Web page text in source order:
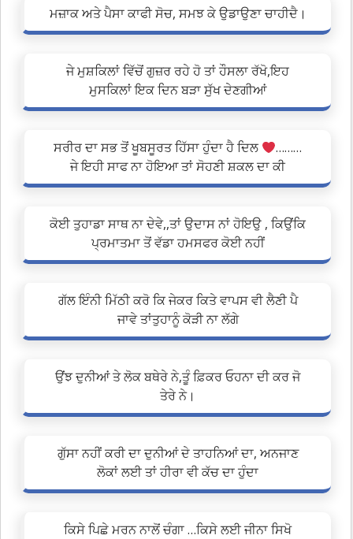
ਮਜ਼ਾਕ ਅਤੇ ਪੈਸਾ ਕਾਫੀ ਸੋਚ, ਸਮਝ ਕੇ ਉਡਾਉਣਾ ਚਾਹੀਦੈ।
ਜੇ ਮੁਸ਼ਕਿਲਾਂ ਵਿੱਚੋਂ ਗੁਜ਼ਰ ਰਹੇ ਹੋ ਤਾਂ ਹੌਸਲਾ ਰੱਖੋ,ਇਹ
ਮੁਸਕਿਲਾਂ ਇਕ ਦਿਨ ਬੜਾ ਸੁੱਖ ਦੇਣਗੀਆਂ
ਸਰੀਰ ਦਾ ਸਭ ਤੋਂ ਖੂਬਸੂਰਤ ਹਿੱਸਾ ਹੁੰਦਾ ਹੈ ਦਿਲ
………
ਜੇ ਇਹੀ ਸਾਫ ਨਾ ਹੋਇਆ ਤਾਂ ਸੋਹਣੀ ਸ਼ਕਲ ਦਾ ਕੀ
ਕੋਈ ਤੁਹਾਡਾ ਸਾਥ ਨਾ ਦੇਵੇ,,ਤਾਂ ਉਦਾਸ ਨਾਂ ਹੋਇਉ , ਕਿਉਂਕਿ
ਪ੍ਰਮਾਤਮਾ ਤੋਂ ਵੱਡਾ ਹਮਸਫਰ ਕੋਈ ਨਹੀਂ
ਗੱਲ ਇੰਨੀ ਮਿੱਠੀ ਕਰੋ ਕਿ ਜੇਕਰ ਕਿਤੇ ਵਾਪਸ ਵੀ ਲੈਣੀ ਪੈ
ਜਾਵੇ ਤਾਂਤੁਹਾਨੂੰ ਕੋੜੀ ਨਾ ਲੱਗੇ
ਉਂਝ ਦੁਨੀਆਂ ਤੇ ਲੋਕ ਬਥੇਰੇ ਨੇ,ਤੂੰ ਫ਼ਿਕਰ ਓਹਨਾ ਦੀ ਕਰ ਜੋ
ਤੇਰੇ ਨੇ।
ਗੁੱਸਾ ਨਹੀਂ ਕਰੀ ਦਾ ਦੁਨੀਆਂ ਦੇ ਤਾਹਨਿਆਂ ਦਾ, ਅਨਜਾਣ
ਲੋਕਾਂ ਲਈ ਤਾਂ ਹੀਰਾ ਵੀ ਕੱਚ ਦਾ ਹੁੰਦਾ
ਕਿਸੇ ਪਿਛੇ ਮਰਨ ਨਾਲੋਂ ਚੰਗਾ …ਕਿਸੇ ਲਈ ਜੀਨਾ ਸਿਖੋ